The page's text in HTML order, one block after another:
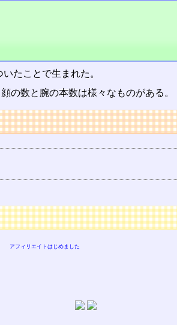
たことで生まれた。
の数と腕の本数は様々なものがある。
アフィリエイトはじめました